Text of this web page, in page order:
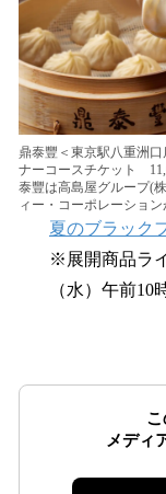
鼎泰豐＜東京駅八重洲口
ナーコースチケット
泰豐は高島屋グループ(
ィー・コーポレーション
夏のブラック
※展開商品ラ
（水）午前10
こ
メディ